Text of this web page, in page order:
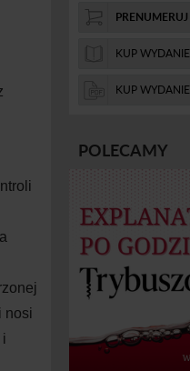
nosi
i
PRENUMERUJ
KUP WYDANIE
KUP WYDANIE
POLECAMY